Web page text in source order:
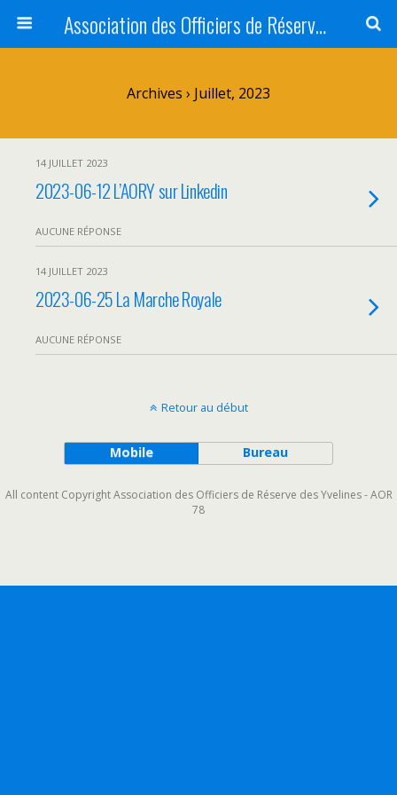
Association des Officiers de Réserve des Yvelines <br />AOR 78 - AORY
Archives › Juillet, 2023
14 JUILLET 2023
2023-06-12 L’AORY sur Linkedin
AUCUNE RÉPONSE
14 JUILLET 2023
2023-06-25 La Marche Royale
AUCUNE RÉPONSE
Retour au début
Mobile Bureau
All content Copyright Association des Officiers de Réserve des Yvelines - AOR
78